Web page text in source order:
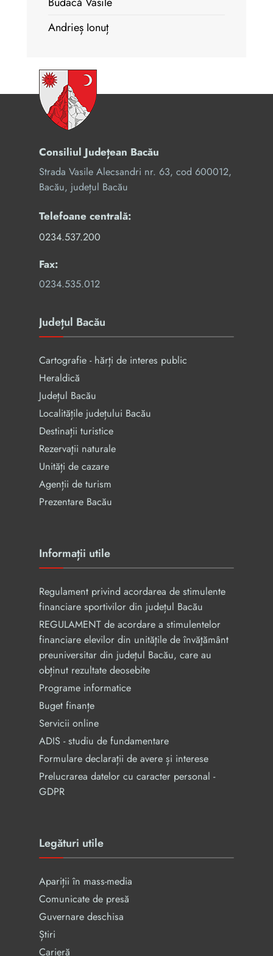
Andrieș Ionuț
Consiliul Județean Bacău
Strada Vasile Alecsandri nr. 63, cod 600012,
Bacău, județul Bacău
Telefoane centrală:
0234.537.200
Fax:
0234.535.012
Județul Bacău
Cartografie - hărți de interes public
Heraldică
Județul Bacău
Localitățile județului Bacău
Destinații turistice
Rezervaţii naturale
Unități de cazare
Agenții de turism
Prezentare Bacău
Informații utile
Regulament privind acordarea de stimulente
financiare sportivilor din județul Bacău
REGULAMENT de acordare a stimulentelor
financiare elevilor din unităţile de învăţământ
preuniversitar din judeţul Bacău, care au
obținut rezultate deosebite
Programe informatice
Buget finanțe
Servicii online
ADIS - studiu de fundamentare
Formulare declarații de avere și interese
Prelucrarea datelor cu caracter personal -
GDPR
Legături utile
Apariții în mass-media
Comunicate de presă
Guvernare deschisa
Știri
Carieră